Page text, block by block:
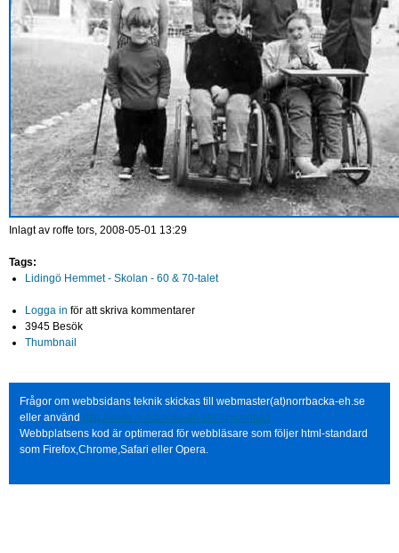
Inlagt av roffe tors, 2008-05-01 13:29
Tags:
Lidingö Hemmet - Skolan - 60 & 70-talet
Logga in för att skriva kommentarer
3945 Besök
Thumbnail
Frågor om webbsidans teknik skickas till webmaster(at)norrbacka-eh.se
eller använd http://www.norrbacka-eh.se/?q=contact
Webbplatsens kod är optimerad för webbläsare som följer html-standard
som Firefox,Chrome,Safari eller Opera.